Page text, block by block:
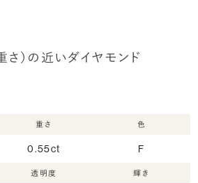
さ）の近いダイヤモンド
重さ
0.55ct
色
F
透明度 輝き